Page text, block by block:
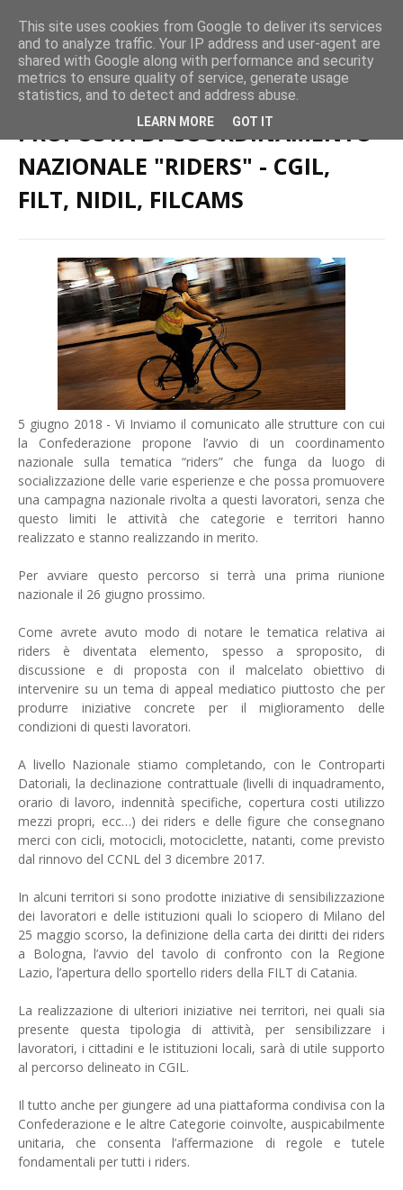
Home page Merci e Logistica PROPOSTA DI COORDINAMENTO
NAZIONALE "RIDERS" - CGIL, FILT, NIDIL, FILCAMS
PROPOSTA DI COORDINAMENTO
NAZIONALE "RIDERS" - CGIL,
FILT, NIDIL, FILCAMS
5 giugno 2018 - Vi Inviamo il comunicato alle strutture con cui
la Confederazione propone l’avvio di un coordinamento
nazionale sulla tematica “riders” che funga da luogo di
socializzazione delle varie esperienze e che possa promuovere
una campagna nazionale rivolta a questi lavoratori, senza che
questo limiti le attività che categorie e territori hanno
realizzato e stanno realizzando in merito.
Per avviare questo percorso si terrà una prima riunione
nazionale il 26 giugno prossimo.
Come avrete avuto modo di notare le tematica relativa ai
riders è diventata elemento, spesso a sproposito, di
discussione e di proposta con il malcelato obiettivo di
intervenire su un tema di appeal mediatico piuttosto che per
produrre iniziative concrete per il miglioramento delle
condizioni di questi lavoratori.
A livello Nazionale stiamo completando, con le Controparti
Datoriali, la declinazione contrattuale (livelli di inquadramento,
orario di lavoro, indennità specifiche, copertura costi utilizzo
mezzi propri, ecc…) dei riders e delle figure che consegnano
merci con cicli, motocicli, motociclette, natanti, come previsto
dal rinnovo del CCNL del 3 dicembre 2017.
In alcuni territori si sono prodotte iniziative di sensibilizzazione
dei lavoratori e delle istituzioni quali lo sciopero di Milano del
25 maggio scorso, la definizione della carta dei diritti dei riders
a Bologna, l’avvio del tavolo di confronto con la Regione
Lazio, l’apertura dello sportello riders della FILT di Catania.
La realizzazione di ulteriori iniziative nei territori, nei quali sia
presente questa tipologia di attività, per sensibilizzare i
lavoratori, i cittadini e le istituzioni locali, sarà di utile supporto
al percorso delineato in CGIL.
Il tutto anche per giungere ad una piattaforma condivisa con la
Confederazione e le altre Categorie coinvolte, auspicabilmente
unitaria, che consenta l’affermazione di regole e tutele
fondamentali per tutti i riders.
This site uses cookies from Google to deliver its services
and to analyze traffic. Your IP address and user-agent are
shared with Google along with performance and security
metrics to ensure quality of service, generate usage
statistics, and to detect and address abuse.
LEARN MORE GOT IT